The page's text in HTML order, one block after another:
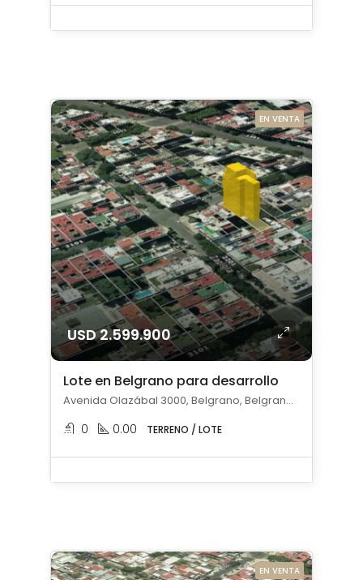
EN VENTA
USD 2.599.900
Lote en Belgrano para desarrollo
Avenida Olazábal 3000, Belgrano, Belgrano, Capital Federal
0 0.00 TERRENO / LOTE
EN VENTA